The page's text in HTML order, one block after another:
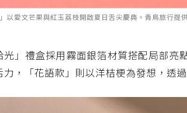
」以愛文芒果與紅玉荔枝開啟夏日舌尖慶典。青鳥旅行提供
光」禮盒採用霧面銀箔材質搭配局部
力，「花語款」則以洋桔梗為發想，透